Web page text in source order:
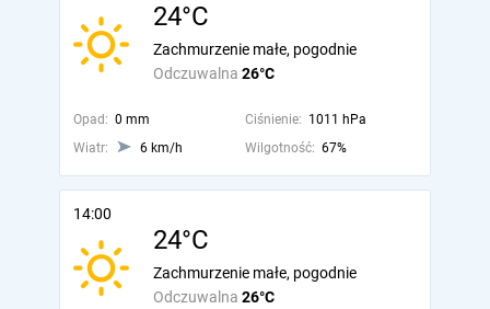
24°C
Odczuwalna 26°C
Zachmurzenie małe, pogodnie
Opad: 0 mm Ciśnienie: 1011 hPa
Wiatr:
6 km/h Wilgotność: 67%
14:00
24°C
Odczuwalna 26°C
Zachmurzenie małe, pogodnie